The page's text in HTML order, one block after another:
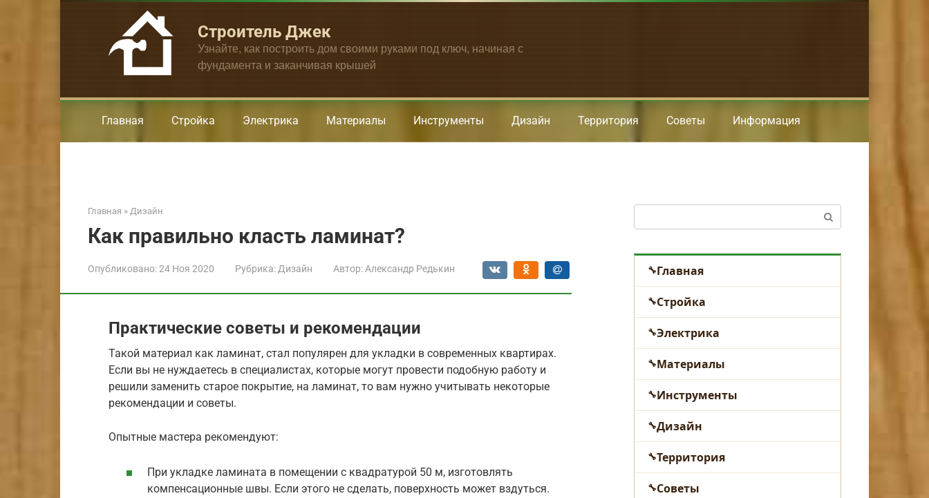
Строитель Джек
Узнайте, как построить дом своими руками под ключ, начиная с
фундамента и заканчивая крышей
Главная Стройка Электрика Материалы Инструменты Дизайн Территория Советы Информация
Главная » Дизайн
Как правильно класть ламинат?
Опубликовано:24 Ноя 2020 Рубрика: Дизайн Автор: Александр Редькин
Практические советы и рекомендации
Такой материал как ламинат, стал популярен для укладки в современных квартирах.
Если вы не нуждаетесь в специалистах, которые могут провести подобную работу и
решили заменить старое покрытие, на ламинат, то вам нужно учитывать некоторые
рекомендации и советы.
Опытные мастера рекомендуют:
При укладке ламината в помещении с квадратурой 50 м, изготовлять
компенсационные швы. Если этого не сделать, поверхность может вздуться.
Главная
Стройка
Электрика
Материалы
Инструменты
Дизайн
Территория
Советы